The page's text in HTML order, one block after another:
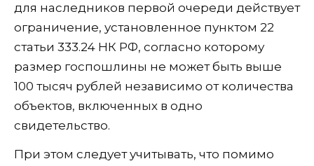
для наследников первой очереди действует
ограничение, установленное пунктом 22
статьи 333.24 НК РФ, согласно которому
размер госпошлины не может быть выше
100 тысяч рублей независимо от количества
объектов, включенных в одно
свидетельство.
При этом следует учитывать, что помимо